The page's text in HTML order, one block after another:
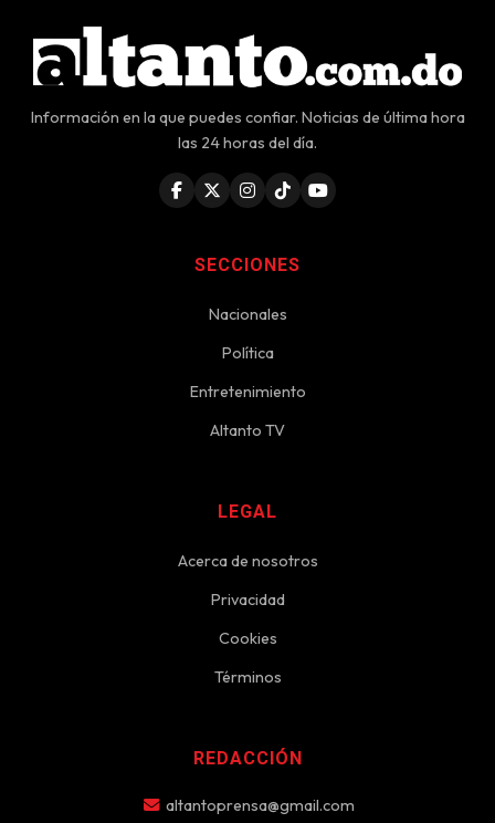
Información en la que puedes confiar. Noticias de última hora
las 24 horas del día.
SECCIONES
Nacionales
Política
Entretenimiento
Altanto TV
LEGAL
Acerca de nosotros
Privacidad
Cookies
Términos
REDACCIÓN
altantoprensa@gmail.com